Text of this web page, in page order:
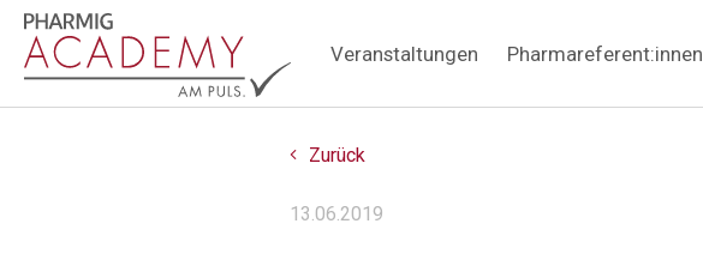
Hauptnavigation Veranstaltungen Pharmareferent:innen
Zurück
13.06.2019